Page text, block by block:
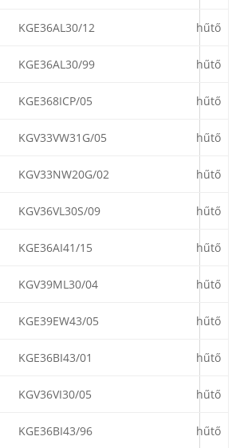
KGE36AL30/12 hűtő
KGE36AL30/99 hűtő
KGE368ICP/05 hűtő
KGV33VW31G/05 hűtő
KGV33NW20G/02 hűtő
KGV36VL30S/09 hűtő
KGE36AI41/15 hűtő
KGV39ML30/04 hűtő
KGE39EW43/05 hűtő
KGE36BI43/01 hűtő
KGV36VI30/05 hűtő
KGE36BI43/96 hűtő